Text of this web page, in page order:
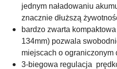
jednym naładowaniu
znacznie dłuższą
bardzo zwarta
134mm) pozwala
miejscach o ograniczonym
3-biegowa regulacja